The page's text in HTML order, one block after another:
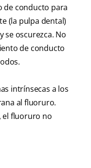
de conducto para
(la pulpa dental)
se oscurezca. No
de conducto
intrínsecas a los
al fluoruro.
el fluoruro no